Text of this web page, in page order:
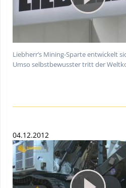
Liebherr’s Mining-Sparte entwickelt
Umso selbstbewusster tritt der
04.12.2012